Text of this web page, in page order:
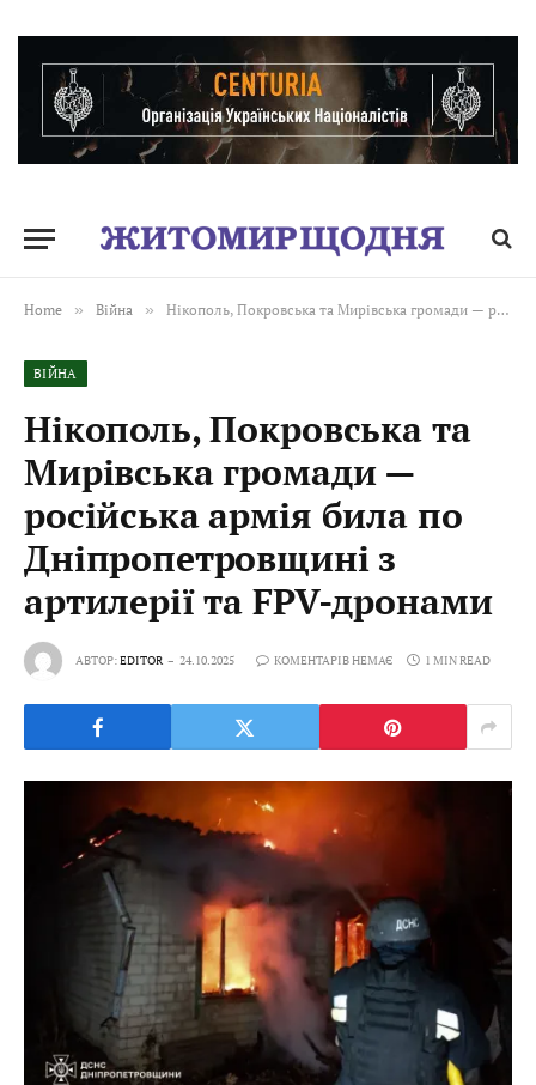
Home » Війна » Нікополь, Покровська та Мирівська громади — російська армія била по Дніпропетровщині з артилерії та FPV-дронами
ВІЙНА
Нікополь, Покровська та
Мирівська громади —
російська армія била по
Дніпропетровщині з
артилерії та FPV-дронами
АВТОР:EDITOR 24.10.2025 КОМЕНТАРІВ НЕМАЄ 1 MIN READ